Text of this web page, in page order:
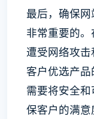
最后，确保
非常重要的
遭受网络攻
客户优选产
需要将安全
保客户的满意